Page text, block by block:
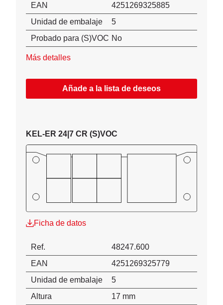
EAN
4251269325885
Unidad de embalaje
5
Probado para (S)VOC No
Más detalles
Añade a la lista de deseos
KEL-ER 24|7 CR (S)VOC
Ficha de datos
Ref.
48247.600
EAN
4251269325779
Unidad de embalaje
5
Altura
17 mm